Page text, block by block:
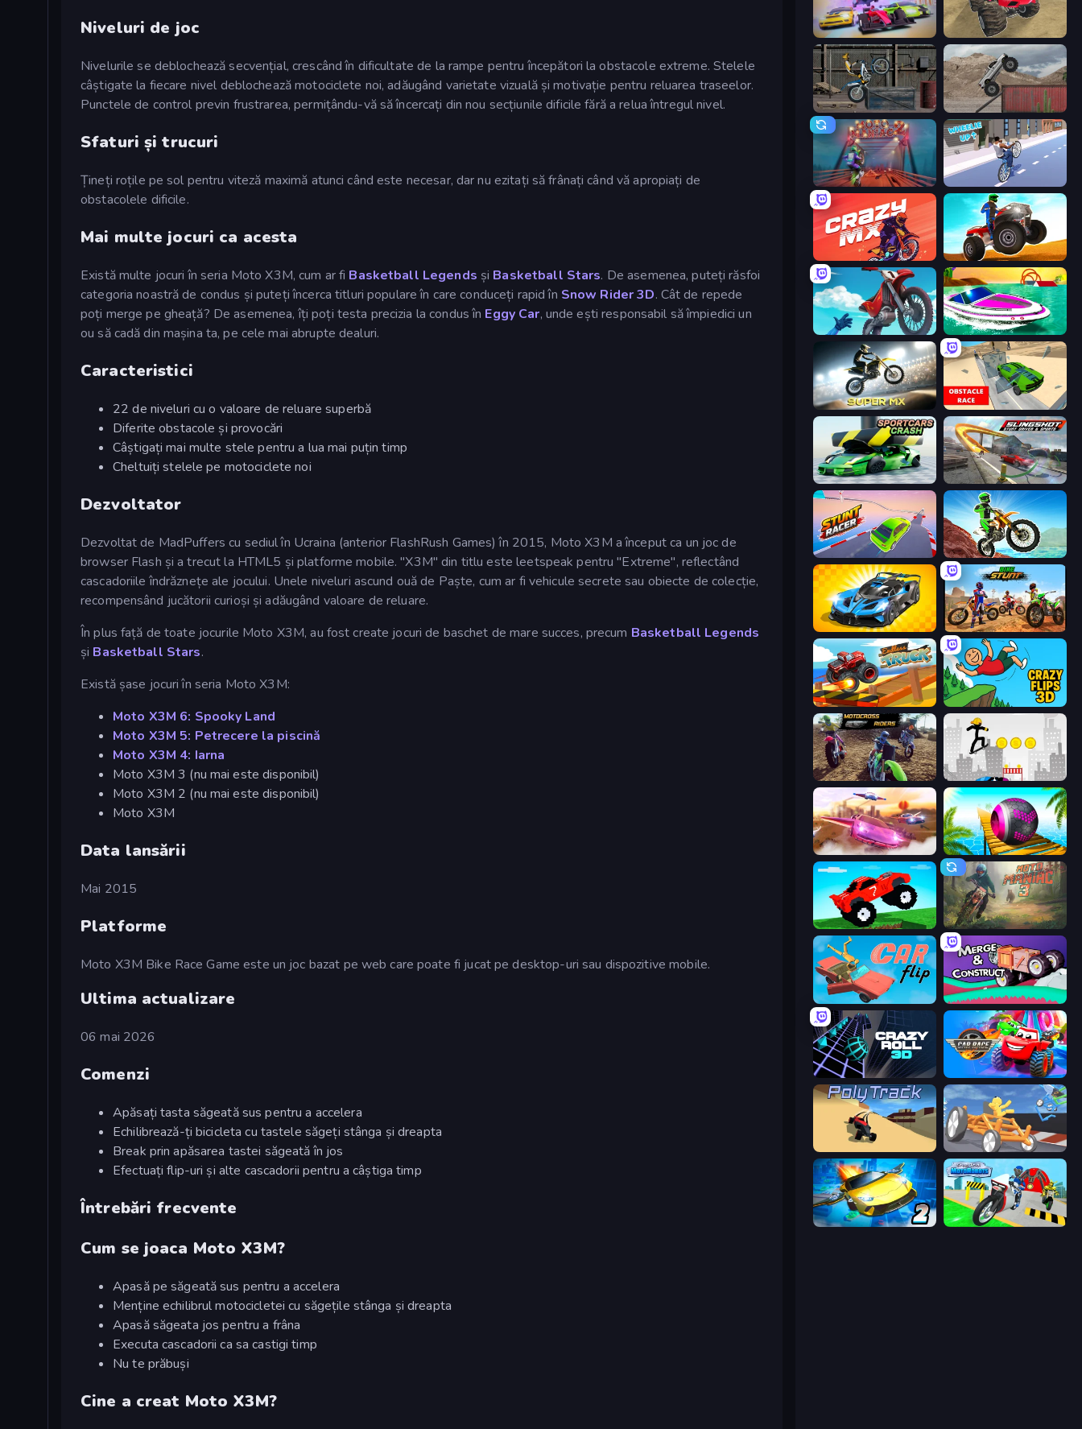
Niveluri de joc
Nivelurile se deblochează secvențial, crescând în dificultate de la rampe pentru începători la obstacole extreme. Stelele
câștigate la fiecare nivel deblochează motociclete noi, adăugând varietate vizuală și motivație pentru reluarea traseelor.
Punctele de control previn frustrarea, permițându-vă să încercați din nou secțiunile dificile fără a relua întregul nivel.
Sfaturi și trucuri
Țineți roțile pe sol pentru viteză maximă atunci când este necesar, dar nu ezitați să frânați când vă apropiați de
obstacolele dificile.
Mai multe jocuri ca acesta
Există multe jocuri în seria Moto X3M, cum ar fi Basketball Legends și Basketball Stars. De asemenea, puteți răsfoi
categoria noastră de condus și puteți încerca titluri populare în care conduceți rapid în Snow Rider 3D. Cât de repede
poți merge pe gheață? De asemenea, îți poți testa precizia la condus în Eggy Car, unde ești responsabil să împiedici un
ou să cadă din mașina ta, pe cele mai abrupte dealuri.
Caracteristici
22 de niveluri cu o valoare de reluare superbă
Diferite obstacole și provocări
Câștigați mai multe stele pentru a lua mai puțin timp
Cheltuiți stelele pe motociclete noi
Dezvoltator
Dezvoltat de MadPuffers cu sediul în Ucraina (anterior FlashRush Games) în 2015, Moto X3M a început ca un joc de
browser Flash și a trecut la HTML5 și platforme mobile. "X3M" din titlu este leetspeak pentru "Extreme", reflectând
cascadoriile îndrăznețe ale jocului. Unele niveluri ascund ouă de Paște, cum ar fi vehicule secrete sau obiecte de colecție,
recompensând jucătorii curioși și adăugând valoare de reluare.
În plus față de toate jocurile Moto X3M, au fost create jocuri de baschet de mare succes, precum Basketball Legends
și Basketball Stars.
Există șase jocuri în seria Moto X3M:
Moto X3M 6: Spooky Land
Moto X3M 5: Petrecere la piscină
Moto X3M 4: Iarna
Moto X3M 3 (nu mai este disponibil)
Moto X3M 2 (nu mai este disponibil)
Moto X3M
Data lansării
Mai 2015
Platforme
Moto X3M Bike Race Game este un joc bazat pe web care poate fi jucat pe desktop-uri sau dispozitive mobile.
Ultima actualizare
06 mai 2026
Comenzi
Apăsați tasta săgeată sus pentru a accelera
Echilibrează-ți bicicleta cu tastele săgeți stânga și dreapta
Break prin apăsarea tastei săgeată în jos
Efectuați flip-uri și alte cascadorii pentru a câștiga timp
Întrebări frecvente
Cum se joaca Moto X3M?
Apasă pe săgeată sus pentru a accelera
Menține echilibrul motocicletei cu săgețile stânga și dreapta
Apasă săgeata jos pentru a frâna
Executa cascadorii ca sa castigi timp
Nu te prăbuși
Cine a creat Moto X3M?
MR RACER Stunt Mania
Trials Ride Hard Wheels
Moto Maniac 2 Wheelie Up
Crazy MX ATV Ultimate Offroad
Airborne Motocross Jet Boat Racing
Super MX - Last Season Obstacle Race: Destroying Simulator!
Sportcars Crash Slingshot Stunt Driver & Sport
Stunt Racer Dirt Bike Mad Skills
GT Cars Mega Ramps Bike Stunts Race Bike Games 3D
Endless Truck Crazy Flips 3D
MotoCross Riders Stickman Skate: 360 Epic City
Ultimate Flying Car Rolling Balls Sea Race
Funny Mad Racing Moto Maniac 3
Car Flip! Merge & Construct
Crazy Roll 3D Car Race: 3D
Draw Crash Race
Ultimate Flying Car 2 Moto Robots: Steel Trial